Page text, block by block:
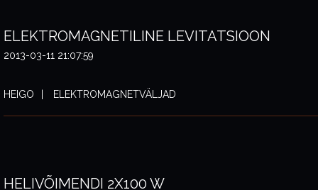
ELEKTROMAGNETILINE LEVITATSIOON
2013-03-11 21:07:59
HEIGO ELEKTROMAGNETVÄLJAD
HELIVÕIMENDI 2X100 W